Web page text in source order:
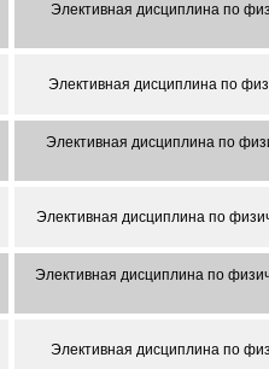
Элективная дисциплина по
Элективная дисциплина по
Элективная дисциплина по
Элективная дисциплина по
Элективная дисциплина по
Элективная дисциплина по